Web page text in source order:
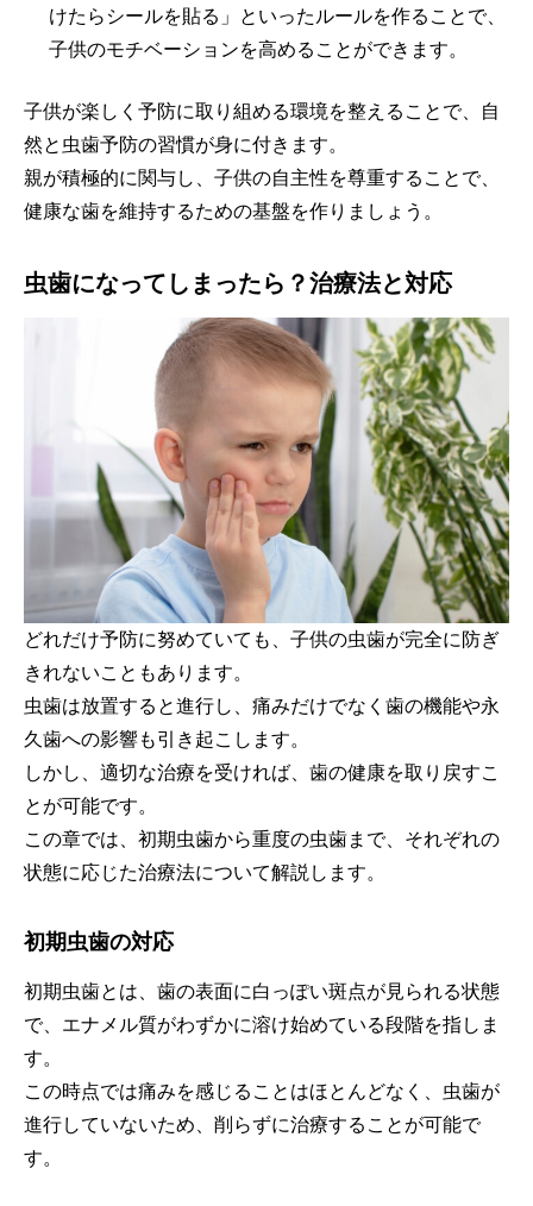
けたらシールを貼る」といったルールを作ることで、
子供のモチベーションを高めることができます。
子供が楽しく予防に取り組める環境を整えることで、自
然と虫歯予防の習慣が身に付きます。
親が積極的に関与し、子供の自主性を尊重することで、
健康な歯を維持するための基盤を作りましょう。
虫歯になってしまったら？治療法と対応
どれだけ予防に努めていても、子供の虫歯が完全に防ぎ
きれないこともあります。
虫歯は放置すると進行し、痛みだけでなく歯の機能や永
久歯への影響も引き起こします。
しかし、適切な治療を受ければ、歯の健康を取り戻すこ
とが可能です。
この章では、初期虫歯から重度の虫歯まで、それぞれの
状態に応じた治療法について解説します。
初期虫歯の対応
初期虫歯とは、歯の表面に白っぽい斑点が見られる状態
で、エナメル質がわずかに溶け始めている段階を指しま
す。
この時点では痛みを感じることはほとんどなく、虫歯が
進行していないため、削らずに治療することが可能で
す。